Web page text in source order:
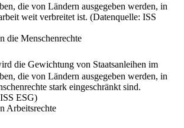
die von Ländern ausgegeben werden, in
weit verbreitet ist. (Datenquelle: ISS
die Menschenrechte
die Gewichtung von Staatsanleihen im
die von Ländern ausgegeben werden, in
stark eingeschränkt sind.
ESG)
Arbeitsrechte